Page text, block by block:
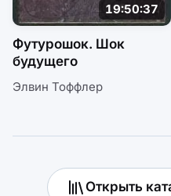
19:50:37
Футурошок. Шок
будущего
Элвин Тоффлер
Открыть